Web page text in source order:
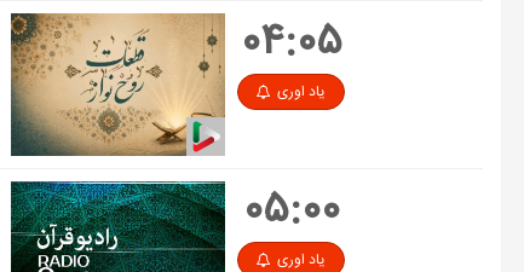
۰۴:۰۵
یاد اوری
۰۵:۰۰
یاد اوری